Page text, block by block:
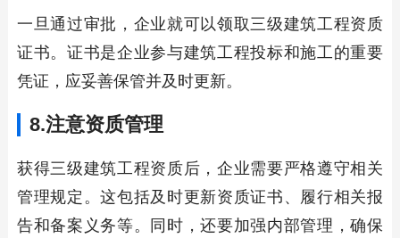
一旦通过审批，企业就可以领取三级建筑工程资质
证书。证书是企业参与建筑工程投标和施工的重要
凭证，应妥善保管并及时更新。
8.注意资质管理
获得三级建筑工程资质后，企业需要严格遵守相关
管理规定。这包括及时更新资质证书、履行相关报
告和备案义务等。同时，还要加强内部管理，确保